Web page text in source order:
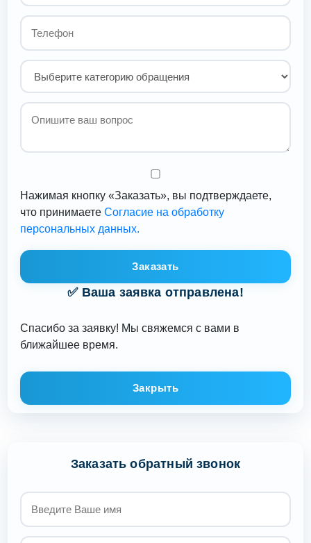
Нажимая кнопку «Заказать», вы подтверждаете,
что принимаетеСогласие на обработку
персональных данных.
Заказать
✅ Ваша заявка отправлена!
Спасибо за заявку! Мы свяжемся с вами в
ближайшее время.
Закрыть
Заказать обратный звонок